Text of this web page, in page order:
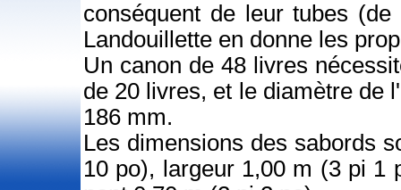
conséquent de leur tubes
Landouillette en donne les
Un canon de 48 livres
de 20 livres, et le diamètre de
186 mm.
Les dimensions des sabords
10 po), largeur 1,00 m (3 pi 1